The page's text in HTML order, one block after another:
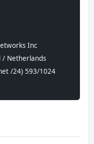
Inc
/ Netherlands